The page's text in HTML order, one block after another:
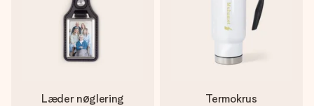
Læder nøglering Termokrus